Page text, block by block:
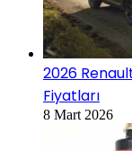
2026
Fiyatları
8 Mart 2026